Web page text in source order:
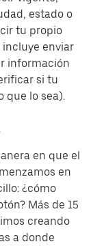
estado o
tu propio
incluye enviar
información
si tu
que lo sea).
en que el
en
¿cómo
Más de 15
creando
a donde